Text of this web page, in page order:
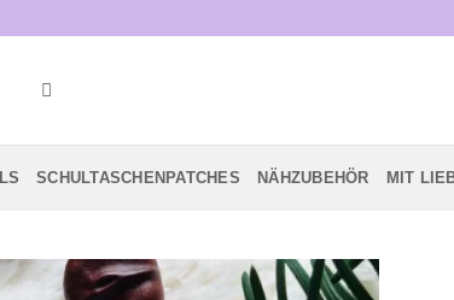
SCHULTASCHENPATCHES NÄHZUBEHÖR MIT